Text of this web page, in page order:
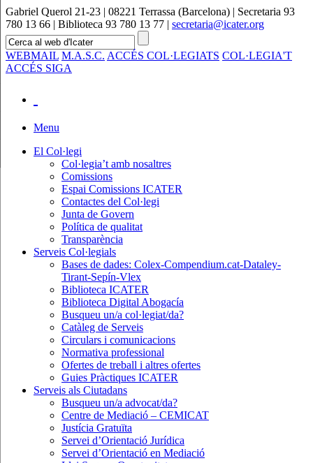
Gabriel Querol 21-23 | 08221 Terrassa (Barcelona) | Secretaria 93
780 13 66 | Biblioteca 93 780 13 77 | secretaria@icater.org
WEBMAIL M.A.S.C. ACCÉS COL·LEGIATS COL·LEGIA'T
ACCÉS SIGA
Menu
El Col·legi
Col·legia’t amb nosaltres
Comissions
Espai Comissions ICATER
Contactes del Col·legi
Junta de Govern
Política de qualitat
Transparència
Serveis Col·legials
Bases de dades: Colex-Compendium.cat-Dataley-
Tirant-Sepín-Vlex
Biblioteca ICATER
Biblioteca Digital Abogacía
Busqueu un/a col·legiat/da?
Catàleg de Serveis
Circulars i comunicacions
Normativa professional
Ofertes de treball i altres ofertes
Guies Pràctiques ICATER
Serveis als Ciutadans
Busqueu un/a advocat/da?
Centre de Mediació – CEMICAT
Justícia Gratuïta
Servei d’Orientació Jurídica
Servei d’Orientació en Mediació